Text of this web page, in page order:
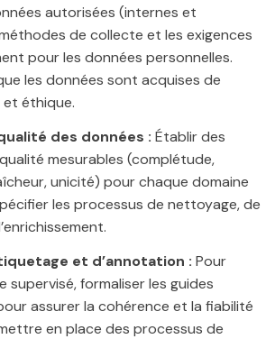
autorisées (internes et
de collecte et les exigences
pour les données personnelles.
les données sont acquises de
et éthique.
des données : Établir des
mesurables (complétude,
unicité) pour chaque domaine
les processus de nettoyage, de
et d’annotation : Pour
supervisé, formaliser les guides
assurer la cohérence et la fiabilité
en place des processus de